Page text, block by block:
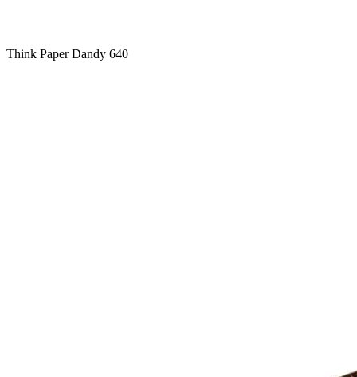
Think Paper Dandy 640